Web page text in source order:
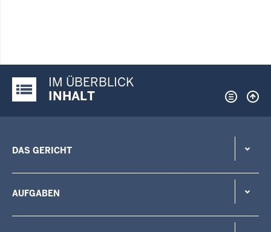
Justiz-Portal im Überblick:
IM ÜBERBLICK
INHALT
DAS GERICHT
AUFGABEN